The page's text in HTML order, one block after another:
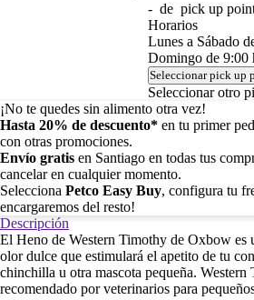
- de pick up
Horarios
Lunes a Sábado
Domingo de 9:00
Seleccionar pick up
Seleccionar otro
¡No te quedes sin alimento otra vez!
Hasta 20% de descuento* en tu primer
con otras promociones.
Envío gratis en Santiago en todas tus
cancelar en cualquier momento.
Selecciona Petco Easy Buy, configura tu
encargaremos del resto!
Descripción
El Heno de Western Timothy de Oxbow es
olor dulce que estimulará el apetito de tu
chinchilla u otra mascota pequeña. Western
recomendado por veterinarios para